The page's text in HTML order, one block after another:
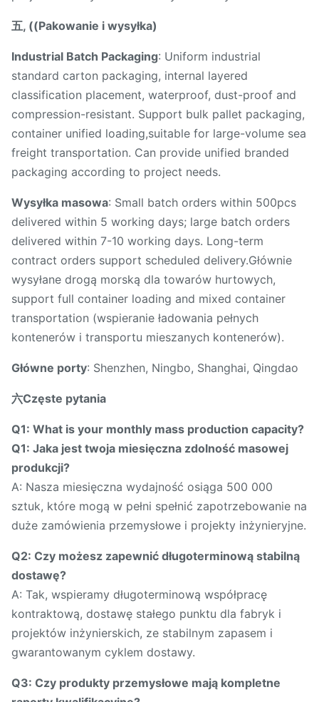
五, ((Pakowanie i wysyłka)
Industrial Batch Packaging: Uniform industrial
standard carton packaging, internal layered
classification placement, waterproof, dust-proof and
compression-resistant. Support bulk pallet packaging,
container unified loading,suitable for large-volume sea
freight transportation. Can provide unified branded
packaging according to project needs.
Wysyłka masowa: Small batch orders within 500pcs
delivered within 5 working days; large batch orders
delivered within 7-10 working days. Long-term
contract orders support scheduled delivery.Głównie
wysyłane drogą morską dla towarów hurtowych,
support full container loading and mixed container
transportation (wspieranie ładowania pełnych
kontenerów i transportu mieszanych kontenerów).
Główne porty: Shenzhen, Ningbo, Shanghai, Qingdao
六Częste pytania
Q1: What is your monthly mass production capacity?
Q1: Jaka jest twoja miesięczna zdolność masowej
produkcji?
A: Nasza miesięczna wydajność osiąga 500 000
sztuk, które mogą w pełni spełnić zapotrzebowanie na
duże zamówienia przemysłowe i projekty inżynieryjne.
Q2: Czy możesz zapewnić długoterminową stabilną
dostawę?
A: Tak, wspieramy długoterminową współpracę
kontraktową, dostawę stałego punktu dla fabryk i
projektów inżynierskich, ze stabilnym zapasem i
gwarantowanym cyklem dostawy.
Q3: Czy produkty przemysłowe mają kompletne